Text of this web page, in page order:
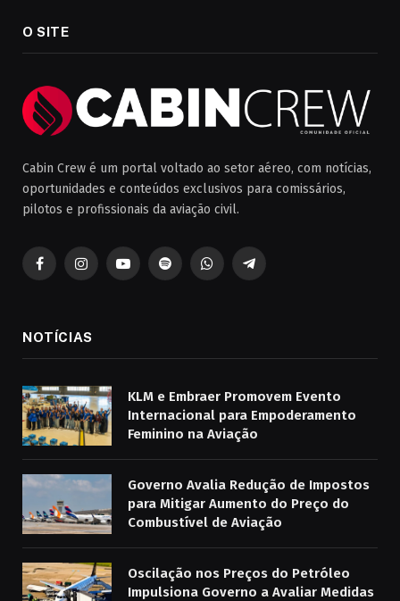
O SITE
Cabin Crew é um portal voltado ao setor aéreo, com notícias,
oportunidades e conteúdos exclusivos para comissários,
pilotos e profissionais da aviação civil.
FacebookInstagramYouTubeSpotifyWhatsAppTelegrama
NOTÍCIAS
KLM e Embraer Promovem Evento
Internacional para Empoderamento
Feminino na Aviação
Governo Avalia Redução de Impostos
para Mitigar Aumento do Preço do
Combustível de Aviação
Oscilação nos Preços do Petróleo
Impulsiona Governo a Avaliar Medidas